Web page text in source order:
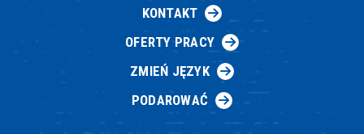
KONTAKT
OFERTY PRACY
ZMIEŃ JĘZYK
PODAROWAĆ